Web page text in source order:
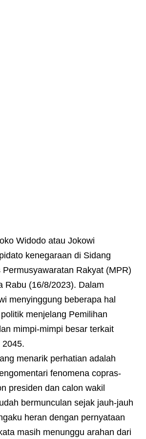
Widodo atau Jokowi
kenegaraan di Sidang
Permusyawaratan Rakyat (MPR)
Rabu (16/8/2023). Dalam
menyinggung beberapa hal
menjelang Pemilihan
mimpi-mimpi besar terkait
2045.
menarik perhatian adalah
fenomena copras-
presiden dan calon wakil
bermunculan sejak jauh-jauh
heran dengan pernyataan
masih menunggu arahan dari